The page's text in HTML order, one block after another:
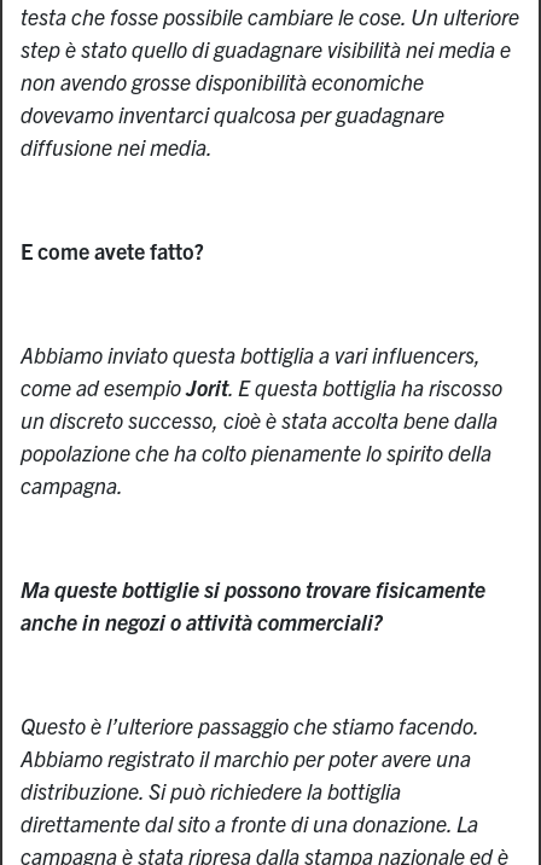
testa che fosse possibile cambiare le cose. Un ulteriore
step è stato quello di guadagnare visibilità nei media e
non avendo grosse disponibilità economiche
dovevamo inventarci qualcosa per guadagnare
diffusione nei media.
E come avete fatto?
Abbiamo inviato questa bottiglia a vari influencers,
come ad esempioJorit. E questa bottiglia ha riscosso
un discreto successo, cioè è stata accolta bene dalla
popolazione che ha colto pienamente lo spirito della
campagna.
Ma queste bottiglie si possono trovare fisicamente
anche in negozi o attività commerciali?
Questo è l’ulteriore passaggio che stiamo facendo.
Abbiamo registrato il marchio per poter avere una
distribuzione. Si può richiedere la bottiglia
direttamente dal sito a fronte di una donazione. La
campagna è stata ripresa dalla stampa nazionale ed è